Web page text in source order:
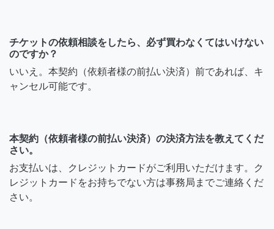
チケットの依頼相談をしたら、必ず買わなくてはいけない
のですか？
いいえ。本契約（依頼者様の前払い決済）前であれば、キ
ャンセル可能です。
本契約（依頼者様の前払い決済）の決済方法を教えてくだ
さい。
お支払いは、クレジットカードがご利用いただけます。ク
レジットカードをお持ちでない方は事務局までご連絡くだ
さい。